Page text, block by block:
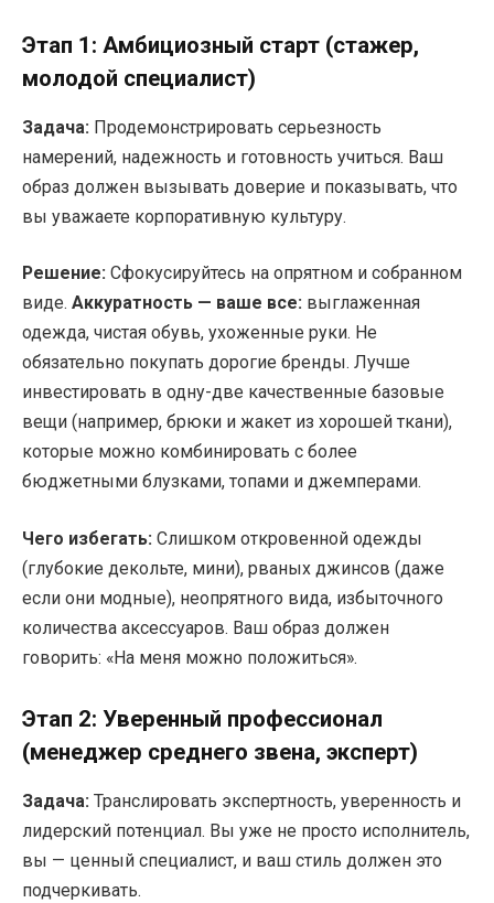
Этап 1: Амбициозный старт (стажер,
молодой специалист)
Задача: Продемонстрировать серьезность
намерений, надежность и готовность учиться. Ваш
образ должен вызывать доверие и показывать, что
вы уважаете корпоративную культуру.
Решение: Сфокусируйтесь на опрятном и собранном
виде. Аккуратность — ваше все: выглаженная
одежда, чистая обувь, ухоженные руки. Не
обязательно покупать дорогие бренды. Лучше
инвестировать в одну-две качественные базовые
вещи (например, брюки и жакет из хорошей ткани),
которые можно комбинировать с более
бюджетными блузками, топами и джемперами.
Чего избегать: Слишком откровенной одежды
(глубокие декольте, мини), рваных джинсов (даже
если они модные), неопрятного вида, избыточного
количества аксессуаров. Ваш образ должен
говорить: «На меня можно положиться».
Этап 2: Уверенный профессионал
(менеджер среднего звена, эксперт)
Задача: Транслировать экспертность, уверенность и
лидерский потенциал. Вы уже не просто исполнитель,
вы — ценный специалист, и ваш стиль должен это
подчеркивать.